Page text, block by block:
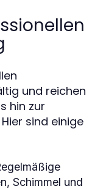
und reichen
hin zur
sind einige
Schimmel und